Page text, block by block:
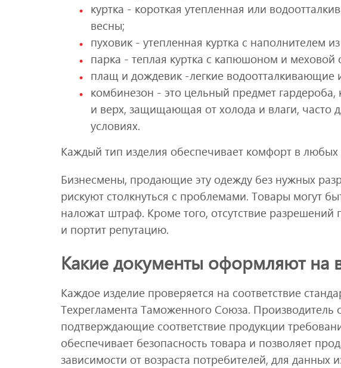
куртка - короткая утепленная или
весны;
пуховик - утепленная куртка с наполнителем
парка - теплая куртка с капюшоном и меховой
плащ и дождевик -легкие водоотталкивающие
комбинезон - это цельный предмет
и верх, защищающая от холода и влаги, часто
условиях.
Каждый тип изделия обеспечивает комфорт в любых
Бизнесмены, продающие эту одежду без нужных
рискуют столкнуться с проблемами. Товары могут
наложат штраф. Кроме того, отсутствие разрешений
и портит репутацию.
Какие документы оформляют
Каждое изделие проверяется на соответствие
Техрегламента Таможенного Союза. Производитель
подтверждающие соответствие продукции
обеспечивает безопасность товара и позволяет
зависимости от возраста потребителей, для данных